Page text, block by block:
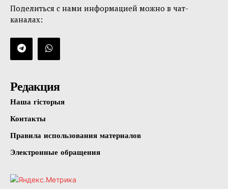
Поделиться с нами информацией можно в чат-
каналах:
Редакция
Наша гісторыя
Контакты
Правила использования материалов
Электронные обращения